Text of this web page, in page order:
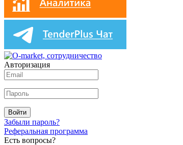
Авторизация
Войти
Забыли пароль?
Реферальная программа
Есть вопросы?